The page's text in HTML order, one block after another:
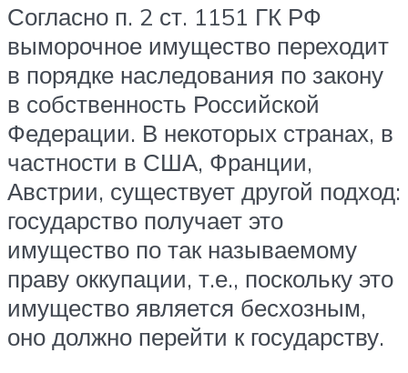
Согласно п. 2 ст. 1151 ГК РФ
выморочное имущество переходит
в порядке наследования по закону
в собственность Российской
Федерации. В некоторых странах, в
частности в США, Франции,
Австрии, существует другой подход:
государство получает это
имущество по так называемому
праву оккупации, т.е., поскольку это
имущество является бесхозным,
оно должно перейти к государству.